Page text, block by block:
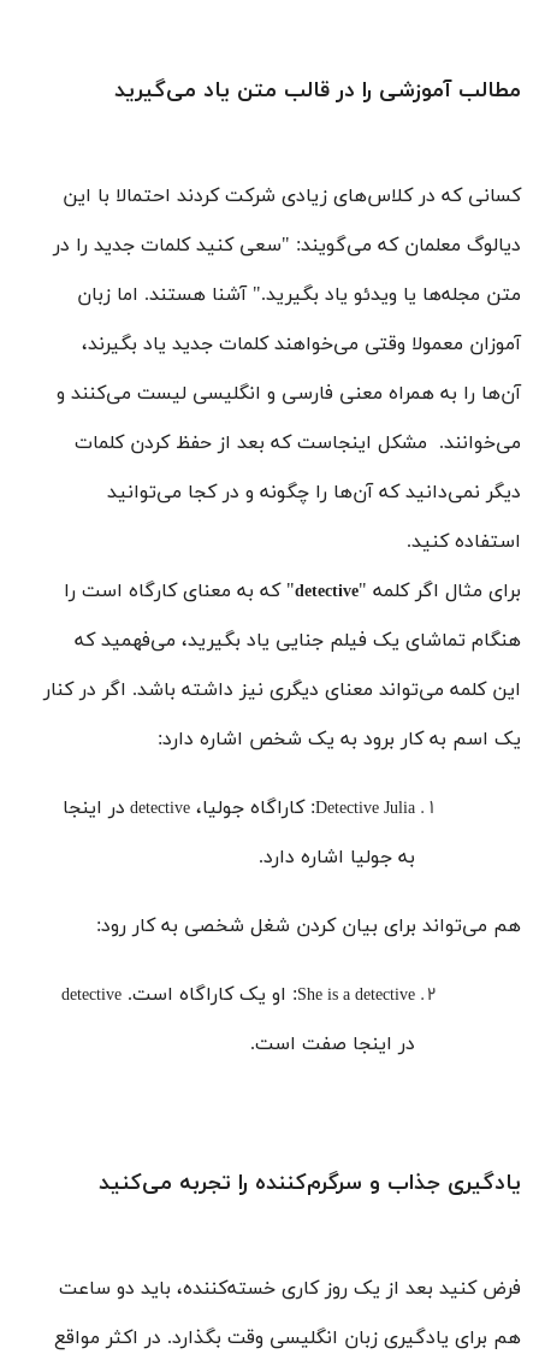
مطالب آموزشی را در قالب متن یاد می‌گیرید
کسانی که در کلاس‌های زیادی شرکت کردند احتمالا با این
دیالوگ معلمان که می‌گویند:‌ "سعی کنید کلمات جدید را در
متن مجله‌ها یا ویدئو یاد بگیرید." آشنا هستند. اما زبان
آموزان معمولا وقتی می‌خواهند کلمات جدید یاد بگیرند،
آن‌ها را به همراه معنی فارسی و انگلیسی لیست می‌کنند و
می‌خوانند. مشکل اینجاست که بعد از حفظ کردن کلمات
دیگر نمی‌‌دانید که آن‌ها را چگونه و در کجا می‌توانید
استفاده کنید.
برای مثال اگر کلمه "detective" که به معنای کارگاه است را
هنگام تماشای یک فیلم جنایی یاد بگیرید، می‌فهمید که
این کلمه می‌تواند معنای دیگری نیز داشته باشد. اگر در کنار
یک اسم به کار برود به یک شخص اشاره دارد:
Detective Julia: کاراگاه جولیا، detective در اینجا
به جولیا اشاره دارد.
هم می‌تواند برای بیان کردن شغل شخصی به کار رود:
She is a detective: او یک کاراگاه است. detective
در اینجا صفت است.
یادگیری جذاب و سرگرم‌کننده را تجربه می‌کنید
فرض کنید بعد از یک روز کاری خسته‌کننده، باید دو ساعت
هم برای یادگیری زبان انگلیسی وقت بگذارد. در اکثر مواقع